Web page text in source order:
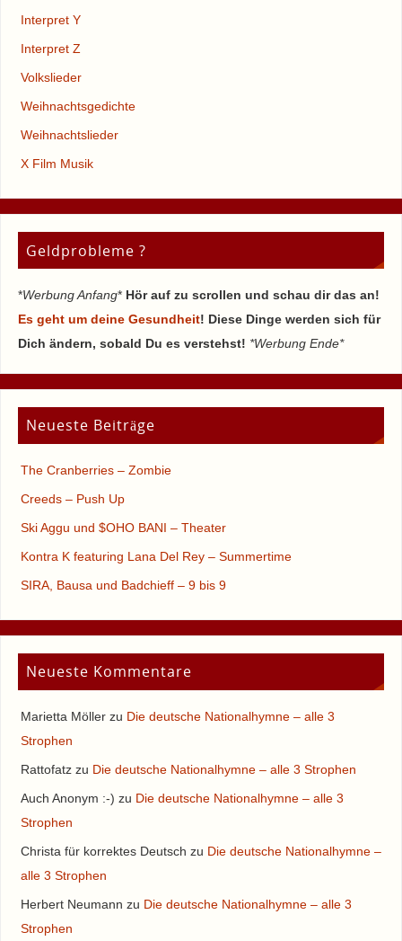
Interpret Y
Interpret Z
Volkslieder
Weihnachtsgedichte
Weihnachtslieder
X Film Musik
Geldprobleme ?
*Werbung Anfang* Hör auf zu scrollen und schau dir das an!
Es geht um deine Gesundheit! Diese Dinge werden sich für
Dich ändern, sobald Du es verstehst! *Werbung Ende*
Neueste Beiträge
The Cranberries – Zombie
Creeds – Push Up
Ski Aggu und $OHO BANI – Theater
Kontra K featuring Lana Del Rey – Summertime
SIRA, Bausa und Badchieff – 9 bis 9
Neueste Kommentare
Marietta Möllerzu Die deutsche Nationalhymne – alle 3
Strophen
Rattofatzzu Die deutsche Nationalhymne – alle 3 Strophen
Auch Anonym :-) zu Die deutsche Nationalhymne – alle 3
Strophen
Christa für korrektes Deutsch zu Die deutsche Nationalhymne –
alle 3 Strophen
Herbert Neumann zu Die deutsche Nationalhymne – alle 3
Strophen